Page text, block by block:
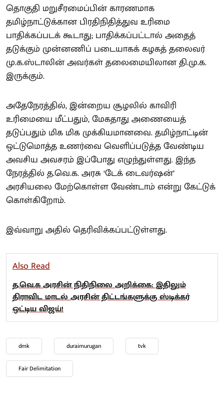
தொகுதி மறுசீரமைப்பின் காரணமாக
தமிழ்நாட்டுக்கான பிரதிநிதித்துவ உரிமை
பாதிக்கப்படக் கூடாது; பாதிக்கப்பட்டால் அதைத்
தடுக்கும் முன்னணிப் படையாகக் கழகத் தலைவர்
மு.க.ஸ்டாலின் அவர்கள் தலைமையிலான தி.மு.க.
இருக்கும்.
அதேநேரத்தில், இன்றைய சூழலில் காவிரி
உரிமையை மீட்பதும், மேகதாது அணையைத்
தடுப்பதும் மிக மிக முக்கியமானவை. தமிழ்நாட்டின்
ஒட்டுமொத்த உணர்வை வெளிப்படுத்த வேண்டிய
அவசிய அவசரம் இப்போது எழுந்துள்ளது. இந்த
நேரத்தில் த.வெ.க. அரசு ‘டேக் டைவர்ஷன்’
அரசியலை மேற்கொள்ள வேண்டாம் என்று கேட்டுக்
கொள்கிறோம்.
இவ்வாறு அதில் தெரிவிக்கப்பட்டுள்ளது.
Also Read
த.வெ.க அரசின் நிதிநிலை அறிக்கை: இதிலும்
திராவிட மாடல் அரசின் திட்டங்களுக்கு ஸ்டிக்கர்
ஒட்டிய விஜய்!
dmk duraimurugan tvk
Fair Delimitation